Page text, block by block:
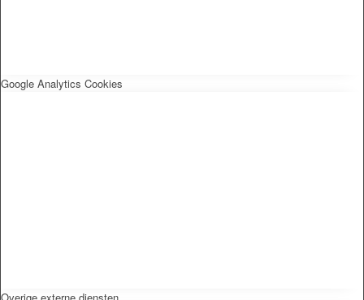
Google Analytics Cookies